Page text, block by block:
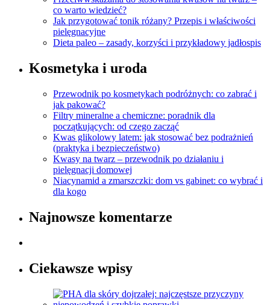
co warto wiedzieć?
Jak przygotować tonik różany? Przepis i właściwości
pielęgnacyjne
Dieta paleo – zasady, korzyści i przykładowy jadłospis
Kosmetyka i uroda
Przewodnik po kosmetykach podróżnych: co zabrać i
jak pakować?
Filtry mineralne a chemiczne: poradnik dla
początkujących: od czego zacząć
Kwas glikolowy latem: jak stosować bez podrażnień
(praktyka i bezpieczeństwo)
Kwasy na twarz – przewodnik po działaniu i
pielęgnacji domowej
Niacynamid a zmarszczki: dom vs gabinet: co wybrać i
dla kogo
Najnowsze komentarze
Ciekawsze wpisy